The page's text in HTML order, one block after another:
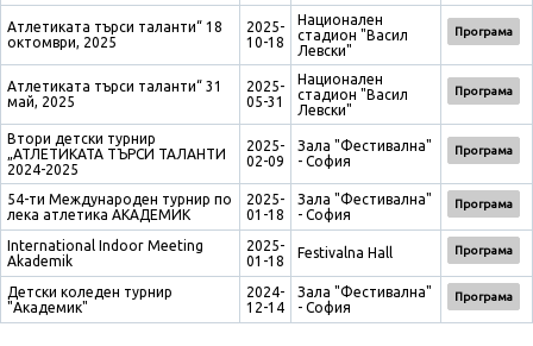
Атлетиката търси таланти“ 18
октомври, 2025
2025-
10-18
Национален
стадион "Васил
Левски"
Програма
Атлетиката търси таланти“ 31
май, 2025
2025-
05-31
Национален
стадион "Васил
Левски"
Програма
Втори детски турнир
„АТЛЕТИКАТА ТЪРСИ ТАЛАНТИ
2024-2025
2025-
02-09
Зала "Фестивална"
- София
Програма
54-ти Международен турнир по
лека атлетика АКАДЕМИК
2025-
01-18
Зала "Фестивална"
- София
Програма
International Indoor Meeting
Akademik
2025-
01-18
Festivalna Hall Програма
Детски коледен турнир
"Академик"
2024-
12-14
Зала "Фестивална"
- София
Програма